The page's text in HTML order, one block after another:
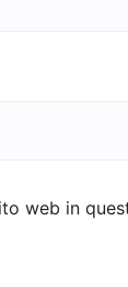
web in